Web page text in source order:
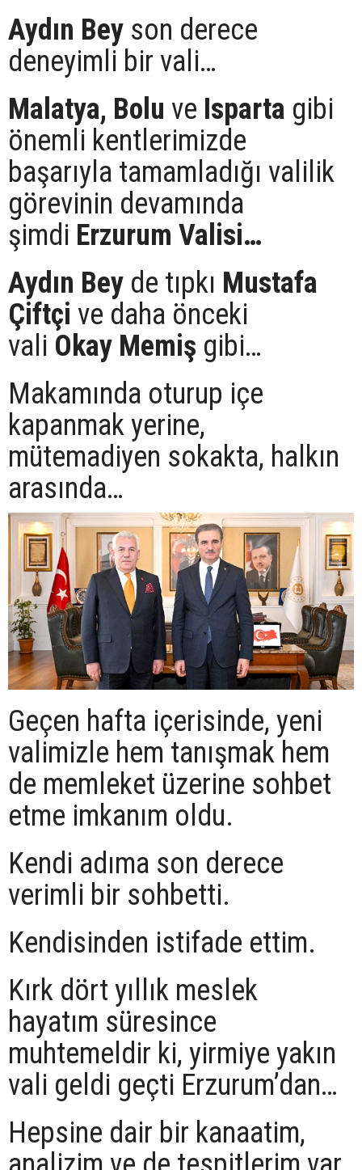
Aydın Bey son derece
deneyimli bir vali…
Malatya, Bolu ve Isparta gibi
önemli kentlerimizde
başarıyla tamamladığı valilik
görevinin devamında
şimdi Erzurum Valisi…
Aydın Bey de tıpkı Mustafa
Çiftçi ve daha önceki
vali Okay Memiş gibi…
Makamında oturup içe
kapanmak yerine,
mütemadiyen sokakta, halkın
arasında…
Geçen hafta içerisinde, yeni
valimizle hem tanışmak hem
de memleket üzerine sohbet
etme imkanım oldu.
Kendi adıma son derece
verimli bir sohbetti.
Kendisinden istifade ettim.
Kırk dört yıllık meslek
hayatım süresince
muhtemeldir ki, yirmiye yakın
vali geldi geçti Erzurum’dan…
Hepsine dair bir kanaatim,